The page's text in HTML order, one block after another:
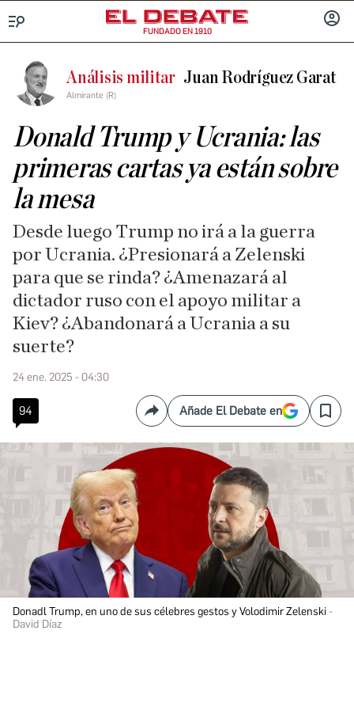
FUNDADO EN 1910
Análisis militar Juan Rodríguez Garat
Almirante (R)
Donald Trump y Ucrania: las
primeras cartas ya están sobre
la mesa
Desde luego Trump no irá a la guerra
por Ucrania. ¿Presionará a Zelenski
para que se rinda? ¿Amenazará al
dictador ruso con el apoyo militar a
Kiev? ¿Abandonará a Ucrania a su
suerte?
24 ene. 2025 - 04:30
94 CompartirAñade El Debate en Save
Donadl Trump, en uno de sus célebres gestos y Volodimir Zelenski
David Díaz